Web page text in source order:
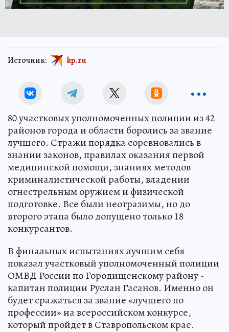
Источник: kp.ru
80 участковых уполномоченных полиции из 42
районов города и области боролись за звание
лучшего. Стражи порядка соревновались в
знании законов, правилах оказания первой
медицинской помощи, знаниях методов
криминалистической работы, владении
огнестрельным оружием и физической
подготовке. Все были неотразимы, но до
второго этапа было допущено только 18
конкурсантов.
В финальных испытаниях лучшим себя
показал участковый уполномоченный полиции
ОМВД России по Городищенскому району -
капитан полиции Руслан Гасанов. Именно он
будет сражаться за звание «лучшего по
профессии» на всероссийском конкурсе,
который пройдет в Ставропольском крае.